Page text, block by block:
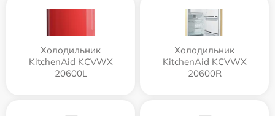
Холодильник
KitchenAid KCVWX
20600L
Холодильник
KitchenAid KCVWX
20600R